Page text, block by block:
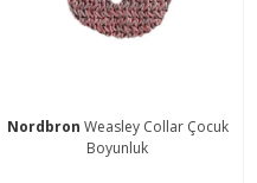
Nordbron Weasley Collar Çocuk
Boyunluk